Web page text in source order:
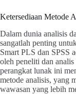
Ketersediaan Metode
Dalam dunia analisis
sangatlah penting
Smart PLS dan SPSS
oleh peneliti dan
perangkat lunak ini
metode analisis, yang
wawasan yang lebih